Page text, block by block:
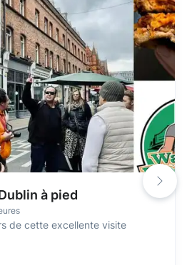
à pied
de cette excellente visite